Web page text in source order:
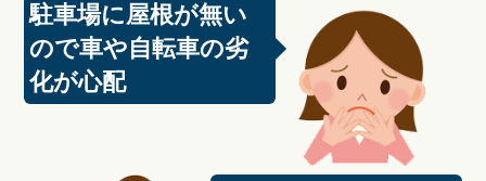
駐車場に屋根が無い
ので車や自転車の劣
化が心配